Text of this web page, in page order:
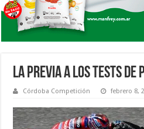
LA PREVIA A LOS TESTS DE
Córdoba Competición febrero 8,